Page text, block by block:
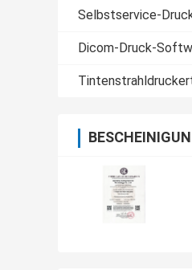
Selbstservice-
Dicom-Druck-